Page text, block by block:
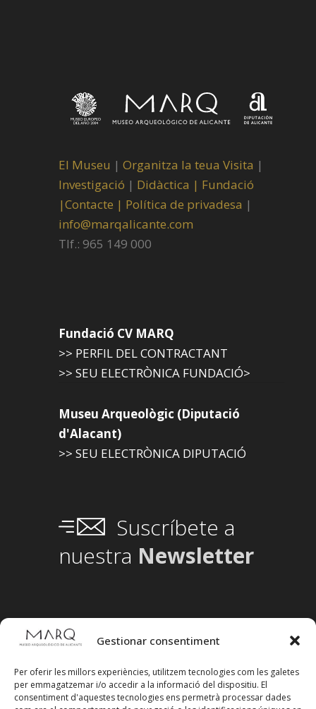
Gestionar consentiment
Per oferir les millors experiències, utilitzem tecnologies com les galetes
per emmagatzemar i/o accedir a la informació del dispositiu. El
consentiment d'aquestes tecnologies ens permetrà processar dades
El Museu | Organitza la teua Visita |
Investigació | Didàctica | Fundació
|Contacte | Política de privadesa |
info@marqalicante.com
Tlf.: 965 149 000
Fundació CV MARQ
>> PERFIL DEL CONTRACTANT
>> SEU ELECTRÒNICA FUNDACIÓ>
Museu Arqueològic (Diputació
d'Alacant)
>> SEU ELECTRÒNICA DIPUTACIÓ
Suscríbete a
nuestra Newsletter